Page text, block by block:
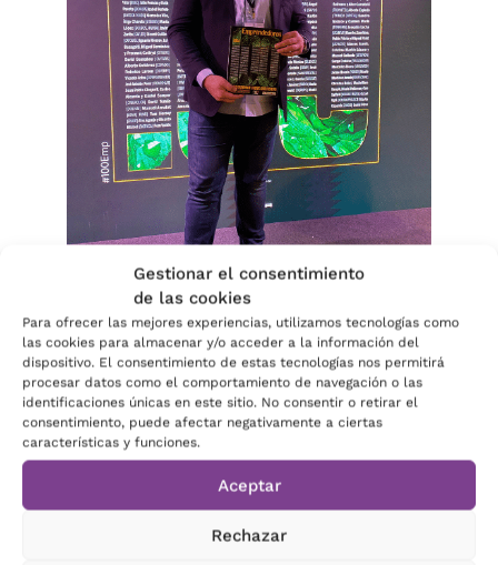
Gestionar el consentimiento
de las cookies
Para ofrecer las mejores experiencias, utilizamos tecnologías como
las cookies para almacenar y/o acceder a la información del
dispositivo. El consentimiento de estas tecnologías nos permitirá
procesar datos como el comportamiento de navegación o las
identificaciones únicas en este sitio. No consentir o retirar el
consentimiento, puede afectar negativamente a ciertas
características y funciones.
Aceptar
Rechazar
FERNANDO CASTILLO, UNO DE LOS 100
EMPRENDEDOR@S 2024
Como decimos,Ambiseint este 2024 cumple 20
años en activo; estableciendo desde 2011su
expansión mediante el modelo de franquicia. En la
actualidad son 3 continentes, más de 100
franquiciados, más de 100 zonas de servicio en